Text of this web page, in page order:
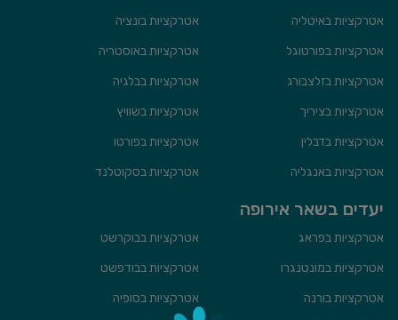
אטרקציות באיטליה
אטרקציות בונציה
אטרקציות בפורטוגל
אטרקציות באוסטריה
אטרקציות בזלצבורג
אטרקציות בבלגיה
אטרקציות בציריך
אטרקציות בשוויץ
אטרקציות בדבלין
אטרקציות בפורטו
אטרקציות באנגליה
אטרקציות בסקוטלנד
יעדים בשאר אירופה
אטרקציות בפראג
אטרקציות בבוקרשט
אטרקציות במונטנגרו
אטרקציות בבודפשט
אטרקציות בורנה
אטרקציות בסופיה